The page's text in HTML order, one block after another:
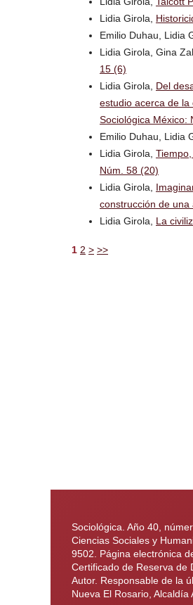
Lidia Girola,
Emilio Duhau, Lidia
Lidia Girola, Gina
15 (6)
Lidia Girola, Del
estudio acerca de
Sociológica México:
Emilio Duhau, Lidia
Lidia Girola,
Núm. 58 (20)
Lidia Girola,
construcción de una
Lidia Girola, La
1 2 > >>
Sociológica. Año 40,
Ciencias Sociales y
9502. Página electrónica
Certificado de Reserva de
Autor. Responsable de la
Nueva El Rosario,